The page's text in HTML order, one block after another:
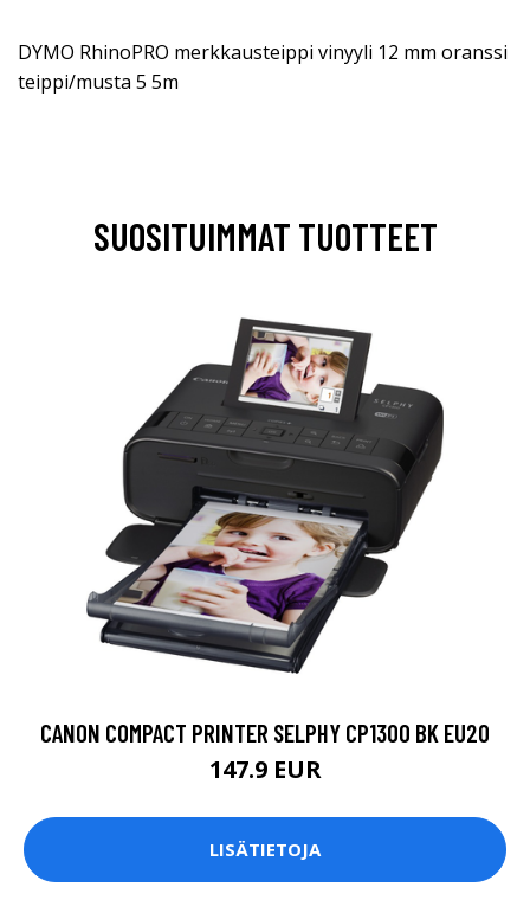
DYMO RhinoPRO merkkausteippi vinyyli 12 mm oranssi
teippi/musta 5 5m
SUOSITUIMMAT TUOTTEET
CANON COMPACT PRINTER SELPHY CP1300 BK EU20
147.9 EUR
LISÄTIETOJA